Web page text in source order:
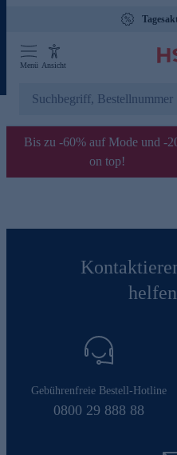
Menü Ansicht
Bis zu -60% auf Mode und -
on top!
Gebührenfreie Bestell-Hotline
0800 29 888 88